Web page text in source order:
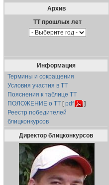
Архив
Информация
Термины и сокращения
Условия участия в ТТ
Пояснения к таблице ТТ
ПОЛОЖЕНИЕ о ТТ [pdf
]
Реестр победителей
блицконкурсов
Директор блицконкурсов